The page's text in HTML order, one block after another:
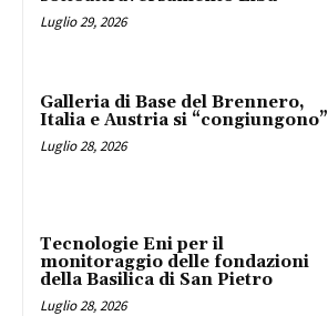
Luglio 29, 2026
Galleria di Base del Brennero,
Italia e Austria si “congiungono”
Luglio 28, 2026
Tecnologie Eni per il
monitoraggio delle fondazioni
della Basilica di San Pietro
Luglio 28, 2026